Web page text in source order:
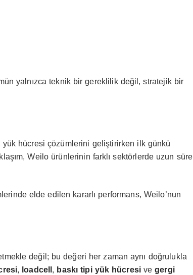
yalnızca teknik bir gereklilik değil, stratejik bir
hücresi çözümlerini geliştirirken ilk günkü
Weilo ürünlerinin farklı sektörlerde uzun süre
elde edilen kararlı performans, Weilo’nun
değil; bu değeri her zaman aynı doğrulukla
, loadcell , baskı tipi yük hücresi vegergi